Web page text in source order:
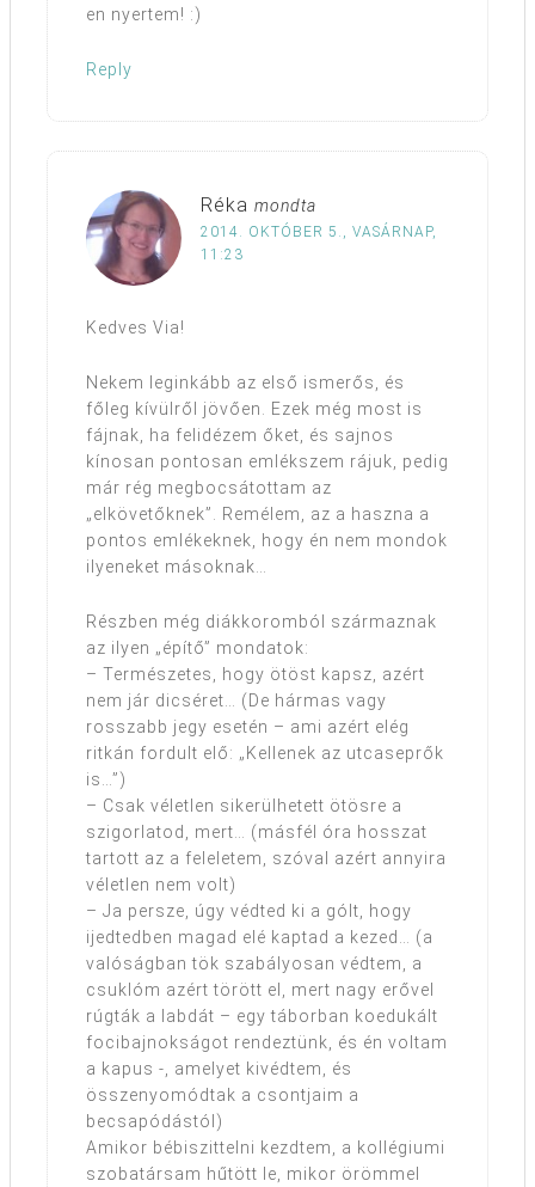
en nyertem! :)
Reply
Réka mondta
2014. OKTÓBER 5., VASÁRNAP,
11:23
Kedves Via!
Nekem leginkább az első ismerős, és
főleg kívülről jövően. Ezek még most is
fájnak, ha felidézem őket, és sajnos
kínosan pontosan emlékszem rájuk, pedig
már rég megbocsátottam az
„elkövetőknek”. Remélem, az a haszna a
pontos emlékeknek, hogy én nem mondok
ilyeneket másoknak…
Részben még diákkoromból származnak
az ilyen „építő” mondatok:
– Természetes, hogy ötöst kapsz, azért
nem jár dicséret… (De hármas vagy
rosszabb jegy esetén – ami azért elég
ritkán fordult elő: „Kellenek az utcaseprők
is…”)
– Csak véletlen sikerülhetett ötösre a
szigorlatod, mert… (másfél óra hosszat
tartott az a feleletem, szóval azért annyira
véletlen nem volt)
– Ja persze, úgy védted ki a gólt, hogy
ijedtedben magad elé kaptad a kezed… (a
valóságban tök szabályosan védtem, a
csuklóm azért törött el, mert nagy erővel
rúgták a labdát – egy táborban koedukált
focibajnokságot rendeztünk, és én voltam
a kapus -, amelyet kivédtem, és
összenyomódtak a csontjaim a
becsapódástól)
Amikor bébiszittelni kezdtem, a kollégiumi
szobatársam hűtött le, mikor örömmel